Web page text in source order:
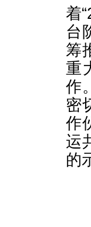
着
台
筹
重
作
密
作
运
的